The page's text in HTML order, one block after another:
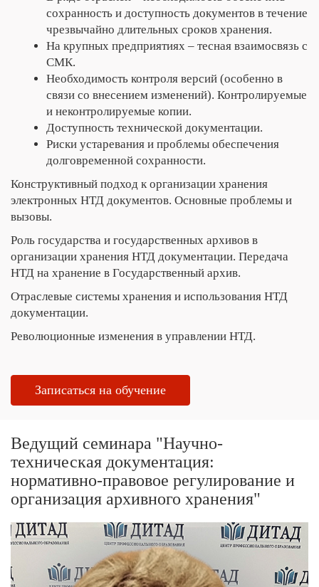
сохранность и доступность документов в течение
чрезвычайно длительных сроков хранения.
На крупных предприятиях – тесная взаимосвязь с
СМК.
Необходимость контроля версий (особенно в
связи со внесением изменений). Контролируемые
и неконтролируемые копии.
Доступность технической документации.
Риски устаревания и проблемы обеспечения
долговременной сохранности.
Конструктивный подход к организации хранения
электронных НТД документов. Основные проблемы и
вызовы.
Роль государства и государственных архивов в
организации хранения НТД документации. Передача
НТД на хранение в Государственный архив.
Отраслевые системы хранения и использования НТД
документации.
Революционные изменения в управлении НТД.
Записаться на обучение
Ведущий семинара "Научно-
техническая документация:
нормативно-правовое регулирование и
организация архивного хранения"